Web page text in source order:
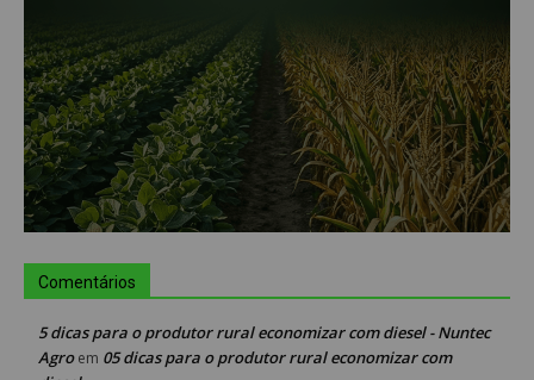
Comentários
5 dicas para o produtor rural economizar com diesel - Nuntec
Agroem 05 dicas para o produtor rural economizar com